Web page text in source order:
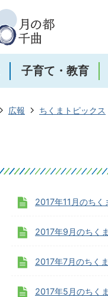
子育て・教育
広報 ちくまトピックス
2017年11月のちく
2017年9月のちく
2017年7月のちく
2017年5月のちく